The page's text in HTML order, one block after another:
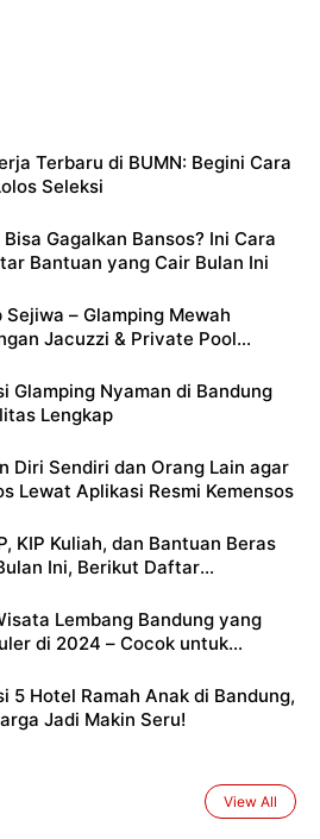
Terbaru di BUMN: Begini Cara
Seleksi
Gagalkan Bansos? Ini Cara
Bantuan yang Cair Bulan Ini
Sejiwa – Glamping Mewah
Jacuzzi & Private Pool
Glamping Nyaman di Bandung
Lengkap
Diri Sendiri dan Orang Lain agar
Lewat Aplikasi Resmi Kemensos
KIP Kuliah, dan Bantuan Beras
Ini, Berikut Daftar
Lembang Bandung yang
di 2024 – Cocok untuk
5 Hotel Ramah Anak di Bandung,
Jadi Makin Seru!
View All